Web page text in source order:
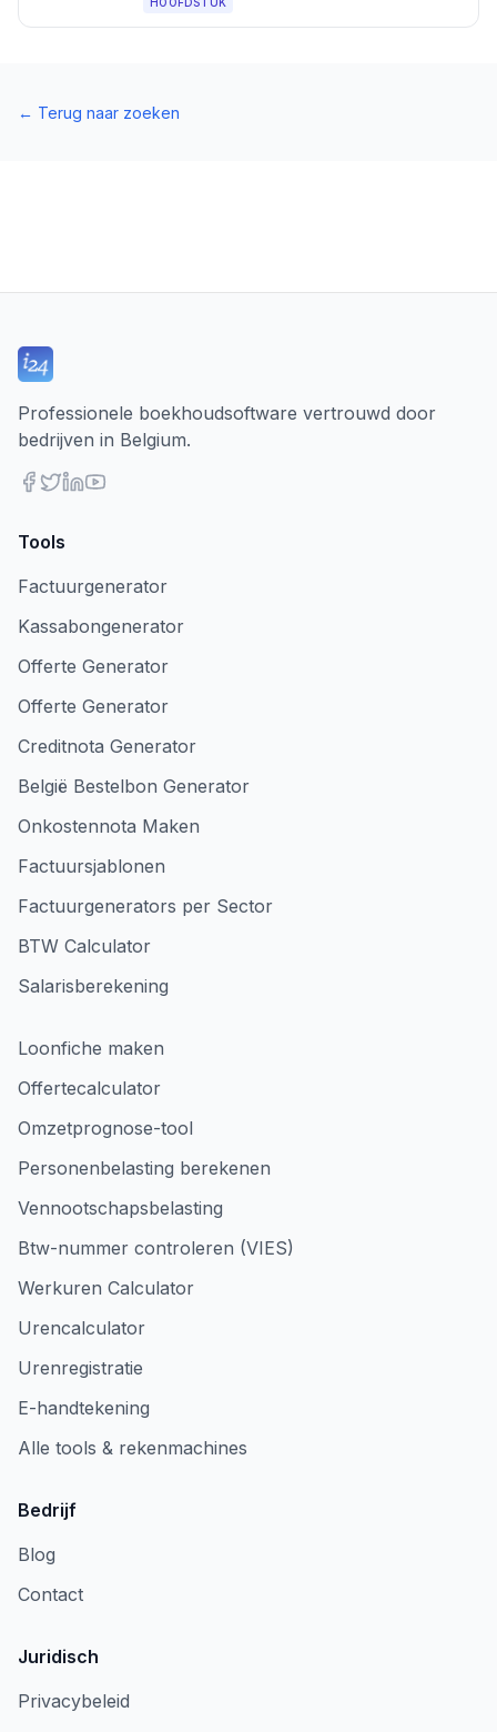
← Terug naar zoeken
Professionele boekhoudsoftware vertrouwd door
bedrijven in Belgium.
Tools
Factuurgenerator
Kassabongenerator
Offerte Generator
Offerte Generator
Creditnota Generator
België Bestelbon Generator
Onkostennota Maken
Factuursjablonen
Factuurgenerators per Sector
BTW Calculator
Salarisberekening
Loonfiche maken
Offertecalculator
Omzetprognose-tool
Personenbelasting berekenen
Vennootschapsbelasting
Btw-nummer controleren (VIES)
Werkuren Calculator
Urencalculator
Urenregistratie
E-handtekening
Alle tools & rekenmachines
Bedrijf
Blog
Contact
Juridisch
Privacybeleid